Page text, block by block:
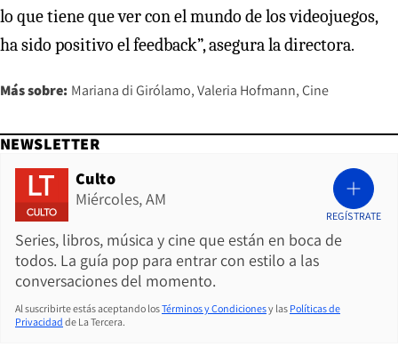
lo que tiene que ver con el mundo de los videojuegos,
ha sido positivo el feedback”, asegura la directora.
Más sobre: Mariana di Girólamo Valeria Hofmann Cine
NEWSLETTER
Culto
Miércoles, AM
Series, libros, música y cine que están en boca de
todos. La guía pop para entrar con estilo a las
conversaciones del momento.
REGÍSTRATE
Al suscribirte estás aceptando losTérminos y Condicionesy las Políticas de
Privacidad de La Tercera.